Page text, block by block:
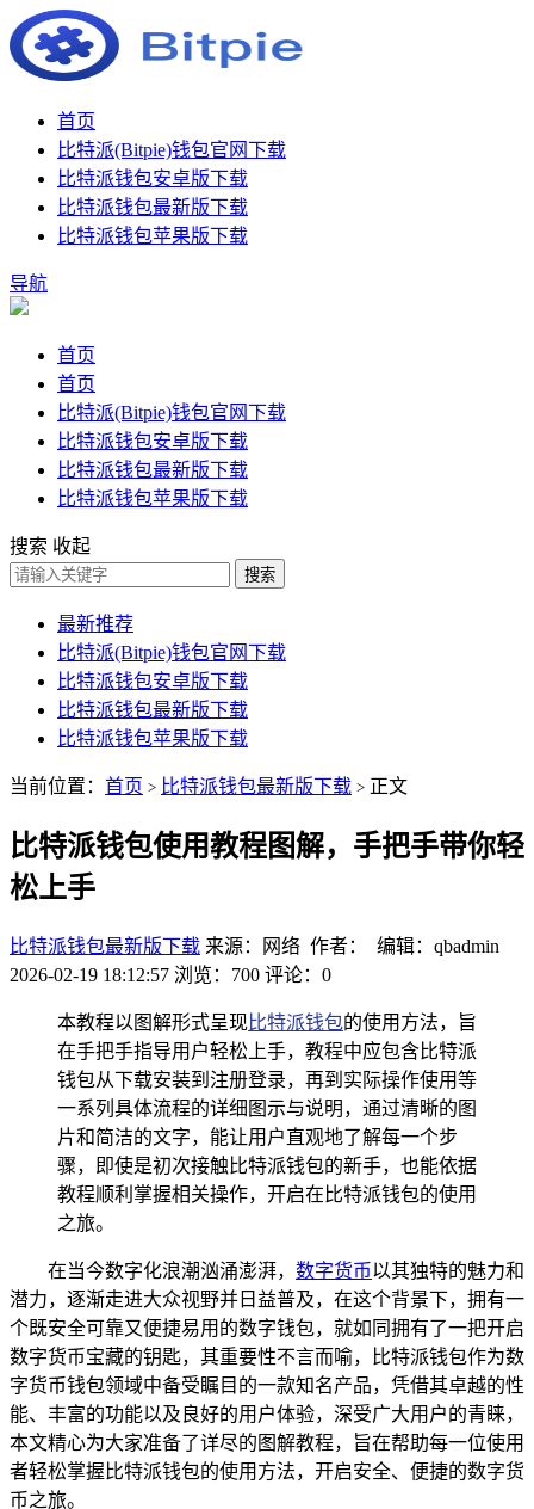
首页
比特派(Bitpie)钱包官网下载
比特派钱包安卓版下载
比特派钱包最新版下载
比特派钱包苹果版下载
导航
首页
首页
比特派(Bitpie)钱包官网下载
比特派钱包安卓版下载
比特派钱包最新版下载
比特派钱包苹果版下载
搜索 收起
搜索
最新推荐
比特派(Bitpie)钱包官网下载
比特派钱包安卓版下载
比特派钱包最新版下载
比特派钱包苹果版下载
当前位置： 首页 > 比特派钱包最新版下载 > 正文
比特派钱包使用教程图解，手把手带你轻
松上手
比特派钱包最新版下载 来源：网络 作者： 编辑：qbadmin
2026-02-19 18:12:57 浏览：700 评论：0
本教程以图解形式呈现比特派钱包的使用方法，旨
在手把手指导用户轻松上手，教程中应包含比特派
钱包从下载安装到注册登录，再到实际操作使用等
一系列具体流程的详细图示与说明，通过清晰的图
片和简洁的文字，能让用户直观地了解每一个步
骤，即使是初次接触比特派钱包的新手，也能依据
教程顺利掌握相关操作，开启在比特派钱包的使用
之旅。
在当今数字化浪潮汹涌澎湃， 数字货币以其独特的魅力和
潜力，逐渐走进大众视野并日益普及，在这个背景下，拥有一
个既安全可靠又便捷易用的数字钱包，就如同拥有了一把开启
数字货币宝藏的钥匙，其重要性不言而喻，比特派钱包作为数
字货币钱包领域中备受瞩目的一款知名产品，凭借其卓越的性
能、丰富的功能以及良好的用户体验，深受广大用户的青睐，
本文精心为大家准备了详尽的图解教程，旨在帮助每一位使用
者轻松掌握比特派钱包的使用方法，开启安全、便捷的数字货
币之旅。